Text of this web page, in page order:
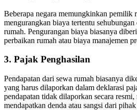
Beberapa negara memungkinkan pemilik
mengurangkan biaya tertentu sehubungan
rumah. Pengurangan biaya biasanya
perbaikan rumah atau biaya manajemen
3. Pajak Penghasilan
Pendapatan dari sewa rumah biasanya
yang harus dilaporkan dalam deklarasi
pendapatan tidak dilaporkan secara
mendapatkan denda atau sangsi dari